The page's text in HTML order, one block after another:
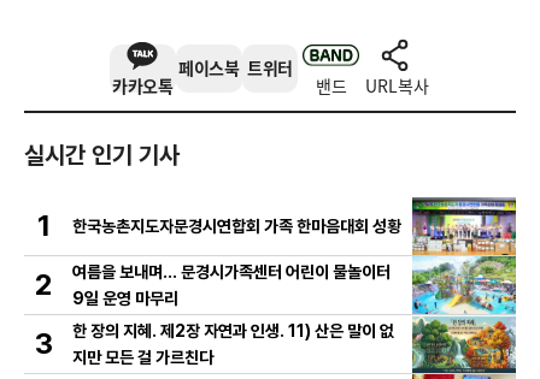
카카오톡
페이스북 트위터
밴드 URL복사
실시간 인기 기사
1 한국농촌지도자문경시연합회 가족 한마음대회 성황
2
여름을 보내며… 문경시가족센터 어린이 물놀이터
9일 운영 마무리
3
한 장의 지혜. 제2장 자연과 인생. 11) 산은 말이 없
지만 모든 걸 가르친다